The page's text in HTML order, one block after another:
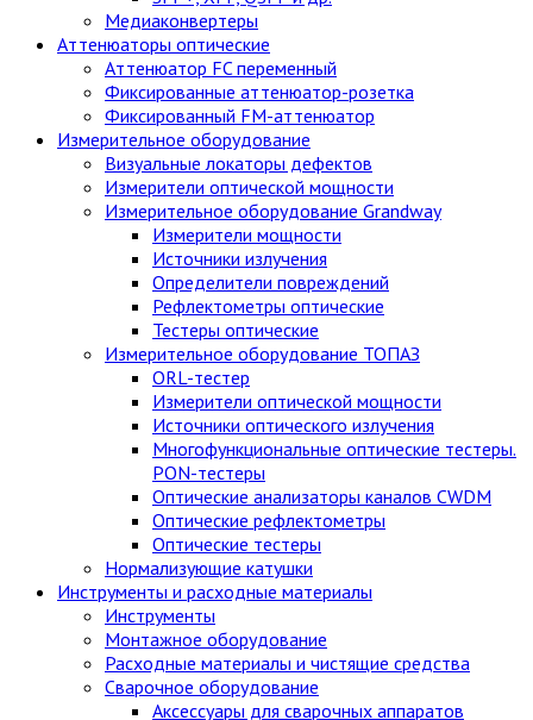
Медиаконвертеры
Аттенюаторы оптические
Аттенюатор FC переменный
Фиксированные аттенюатор-розетка
Фиксированный FM-аттенюатор
Измерительное оборудование
Визуальные локаторы дефектов
Измерители оптической мощности
Измерительное оборудование Grandway
Измерители мощности
Источники излучения
Определители повреждений
Рефлектометры оптические
Тестеры оптические
Измерительное оборудование ТОПАЗ
ORL-тестер
Измерители оптической мощности
Источники оптического излучения
Многофункциональные оптические тестеры.
PON-тестеры
Оптические анализаторы каналов CWDM
Оптические рефлектометры
Оптические тестеры
Нормализующие катушки
Инструменты и расходные материалы
Инструменты
Монтажное оборудование
Расходные материалы и чистящие средства
Сварочное оборудование
Аксессуары для сварочных аппаратов